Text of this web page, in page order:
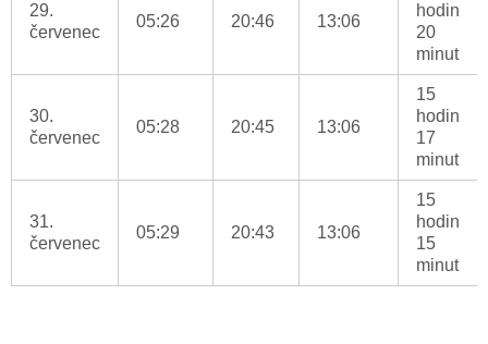
29.
červenec
05:26 20:46 13:06
hodin
20
minut
30.
červenec
05:28 20:45 13:06
15
hodin
17
minut
31.
červenec
05:29 20:43 13:06
15
hodin
15
minut